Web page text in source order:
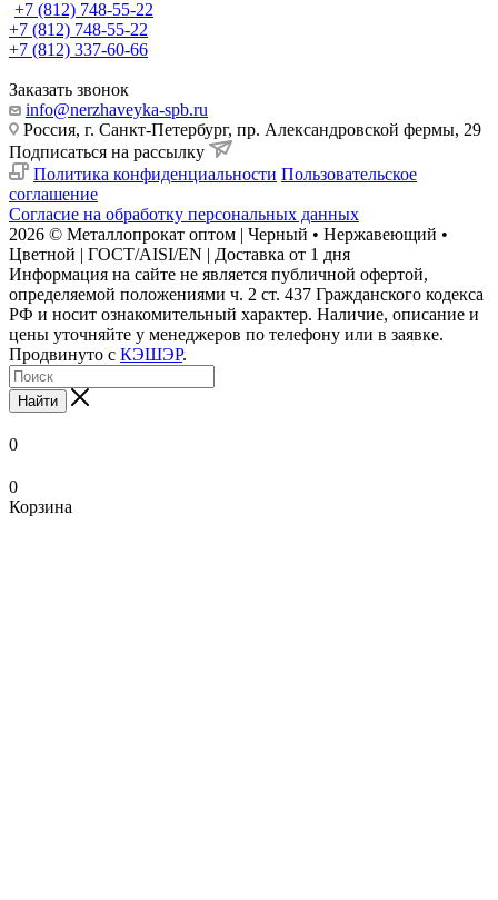
+7 (812) 748-55-22
+7 (812) 748-55-22
+7 (812) 337-60-66
Заказать звонок
info@nerzhaveyka-spb.ru
Россия, г. Санкт-Петербург, пр. Александровской фермы, 29
Подписаться на рассылку
Политика конфиденциальности Пользовательское
соглашение
Согласие на обработку персональных данных
2026 © Металлопрокат оптом | Черный • Нержавеющий •
Цветной | ГОСТ/AISI/EN | Доставка от 1 дня
Информация на сайте не является публичной офертой,
определяемой положениями ч. 2 ст. 437 Гражданского кодекса
РФ и носит ознакомительный характер. Наличие, описание и
цены уточняйте у менеджеров по телефону или в заявке.
Продвинуто с КЭШЭР.
Найти
0
0
Корзина